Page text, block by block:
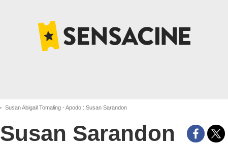
Susan Abigail Tomaling - Apodo : Susan Sarandon
Susan Sarandon